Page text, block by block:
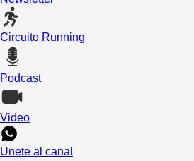
Circuito Running
Podcast
Video
Únete al canal